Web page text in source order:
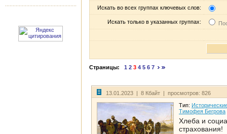
Искать во всех группах ключевых слов:
Искать только в указанных группах:
Страницы: 1 2 3 4 5 6 7
13.01.2023 | 8 Кбайт | просмотров: 826
Тип:
Тимофея Бегрова
Хлеба и
страхования!